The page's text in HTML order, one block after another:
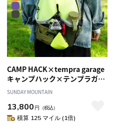
CAMP HACK×tempra garage
キャンプハック×テンプラガレ
ージ オサンポナップサック2
SUNDAY MOUNTAIN
13,800 円 （税込）
積算 125 マイル (1倍)